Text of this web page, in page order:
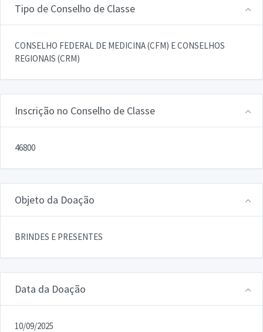
Tipo de Conselho de Classe
CONSELHO FEDERAL DE MEDICINA (CFM) E CONSELHOS
REGIONAIS (CRM)
Inscrição no Conselho de Classe
46800
Objeto da Doação
BRINDES E PRESENTES
Data da Doação
10/09/2025